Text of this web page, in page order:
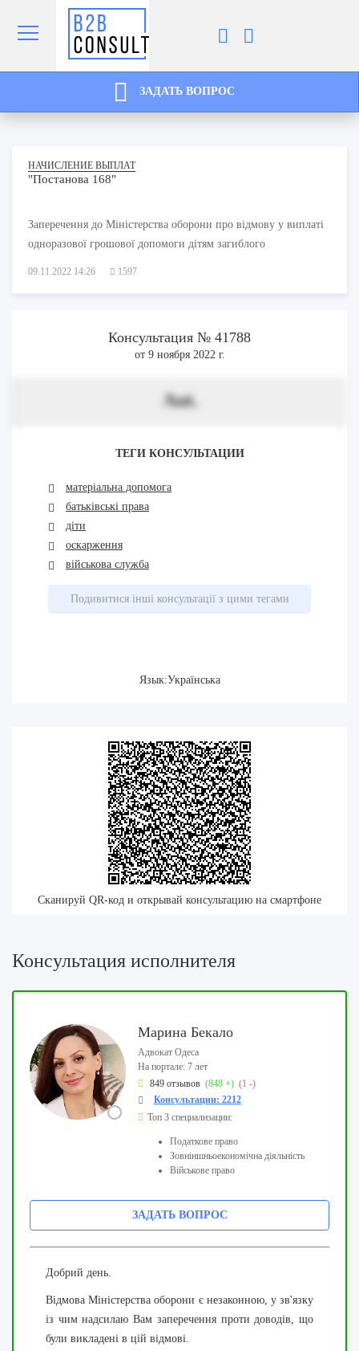
ЗАДАТЬ ВОПРОС
НАЧИСЛЕНИЕ ВЫПЛАТ
"Постанова 168"
Заперечення до Міністерства оборони про відмову у виплаті
одноразової грошової допомоги дітям загиблого
09.11.2022 14:26 1597
Консультация № 41788
от 9 ноября 2022 г.
Aut.
ТЕГИ КОНСУЛЬТАЦИИ
матеріальна допомога
батьківські права
діти
оскарження
військова служба
Подивитися інші консультації з цими тегами
Язык:Українська
Сканируй QR-код и открывай консультацию на смартфоне
Консультация исполнителя
Марина Бекало
Адвокат Одеса
На портале: 7 лет
849 отзывов (848 +) (1 -)
Консультации: 2212
Топ 3 специализации:
Податкове право
Зовніншньоекономічна діяльність
Військове право
ЗАДАТЬ ВОПРОС
Добрий день.
Відмова Міністерства оборони є незаконною, у зв'язку
із чим надсилаю Вам заперечення проти доводів, що
були викладені в цій відмові.